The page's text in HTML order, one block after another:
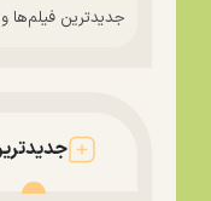
جدیدترین فیلم‌ها